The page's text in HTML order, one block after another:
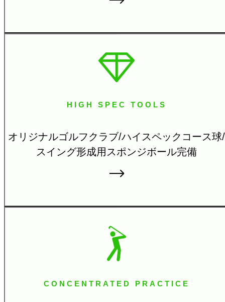
HIGH SPEC TOOLS
オリジナルゴルフクラブ/ハイスペックコース球/
スイング形成用スポンジボール完備
CONCENTRATED PRACTICE